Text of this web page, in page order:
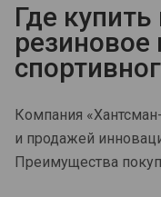
Где
Компания
и продажей
Преимущества